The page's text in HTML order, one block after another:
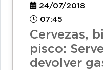
24/07/2018
07:45
Cervezas,
pisco:
devolver